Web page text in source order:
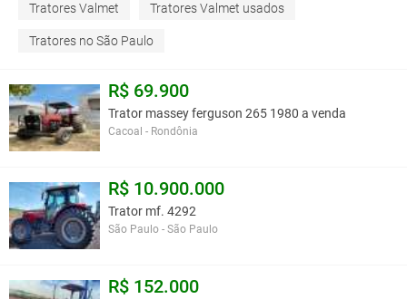
Tratores Valmet Tratores Valmet usados
Tratores no São Paulo
R$ 69.900
Trator massey ferguson 265 1980 a venda
Cacoal - Rondônia
R$ 10.900.000
Trator mf. 4292
São Paulo - São Paulo
R$ 152.000